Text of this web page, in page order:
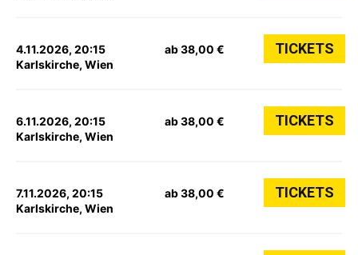
4.11.2026, 20:15
Karlskirche, Wien
ab 38,00 € TICKETS
6.11.2026, 20:15
Karlskirche, Wien
ab 38,00 € TICKETS
7.11.2026, 20:15
Karlskirche, Wien
ab 38,00 € TICKETS